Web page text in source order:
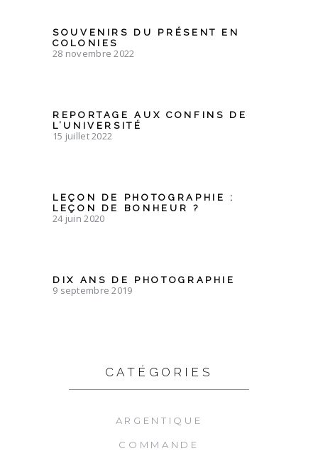
SOUVENIRS DU PRÉSENT EN
COLONIES
28 novembre 2022
REPORTAGE AUX CONFINS DE
L’UNIVERSITÉ
15 juillet 2022
LEÇON DE PHOTOGRAPHIE :
LEÇON DE BONHEUR ?
24 juin 2020
DIX ANS DE PHOTOGRAPHIE
9 septembre 2019
CATÉGORIES
ARGENTIQUE
COMMANDE